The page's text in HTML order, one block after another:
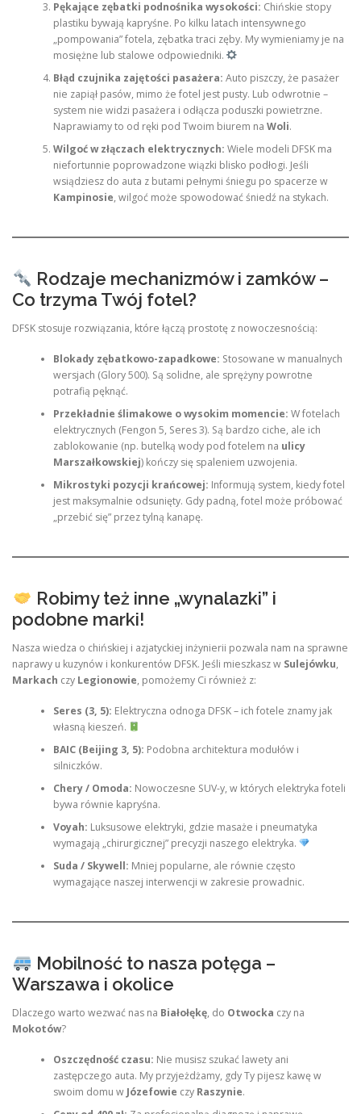
Pękające zębatki podnośnika wysokości: Chińskie stopy
plastiku bywają kapryśne. Po kilku latach intensywnego
„pompowania” fotela, zębatka traci zęby. My wymieniamy je na
mosiężne lub stalowe odpowiedniki.
Błąd czujnika zajętości pasażera: Auto piszczy, że pasażer
nie zapiął pasów, mimo że fotel jest pusty. Lub odwrotnie –
system nie widzi pasażera i odłącza poduszki powietrzne.
Naprawiamy to od ręki pod Twoim biurem na Woli.
Wilgoć w złączach elektrycznych: Wiele modeli DFSK ma
niefortunnie poprowadzone wiązki blisko podłogi. Jeśli
wsiądziesz do auta z butami pełnymi śniegu po spacerze w
Kampinosie, wilgoć może spowodować śniedź na stykach.
Rodzaje mechanizmów i zamków –
Co trzyma Twój fotel?
DFSK stosuje rozwiązania, które łączą prostotę z nowoczesnością:
Blokady zębatkowo-zapadkowe: Stosowane w manualnych
wersjach (Glory 500). Są solidne, ale sprężyny powrotne
potrafią pęknąć.
Przekładnie ślimakowe o wysokim momencie: W fotelach
elektrycznych (Fengon 5, Seres 3). Są bardzo ciche, ale ich
zablokowanie (np. butelką wody pod fotelem na ulicy
Marszałkowskiej) kończy się spaleniem uzwojenia.
Mikrostyki pozycji krańcowej: Informują system, kiedy fotel
jest maksymalnie odsunięty. Gdy padną, fotel może próbować
„przebić się” przez tylną kanapę.
Robimy też inne „wynalazki” i
podobne marki!
Nasza wiedza o chińskiej i azjatyckiej inżynierii pozwala nam na sprawne
naprawy u kuzynów i konkurentów DFSK. Jeśli mieszkasz w Sulejówku,
Markach czy Legionowie, pomożemy Ci również z:
Seres (3, 5): Elektryczna odnoga DFSK – ich fotele znamy jak
własną kieszeń.
BAIC (Beijing 3, 5): Podobna architektura modułów i
silniczków.
Chery / Omoda: Nowoczesne SUV-y, w których elektryka foteli
bywa równie kapryśna.
Voyah: Luksusowe elektryki, gdzie masaże i pneumatyka
wymagają „chirurgicznej” precyzji naszego elektryka.
Suda / Skywell: Mniej popularne, ale równie często
wymagające naszej interwencji w zakresie prowadnic.
Mobilność to nasza potęga –
Warszawa i okolice
Dlaczego warto wezwać nas na Białołękę, do Otwocka czy na
Mokotów?
Oszczędność czasu: Nie musisz szukać lawety ani
zastępczego auta. My przyjeżdżamy, gdy Ty pijesz kawę w
swoim domu w Józefowie czy Raszynie.